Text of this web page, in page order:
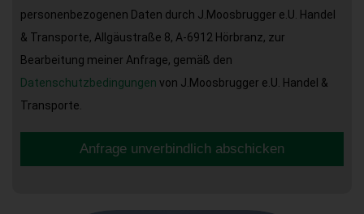
personenbezogenen Daten durch J.Moosbrugger e.U. Handel
& Transporte, Allgäustraße 8, A-6912 Hörbranz, zur
Bearbeitung meiner Anfrage, gemäß den
Datenschutzbedingungen von J.Moosbrugger e.U. Handel &
Transporte.
Anfrage unverbindlich abschicken